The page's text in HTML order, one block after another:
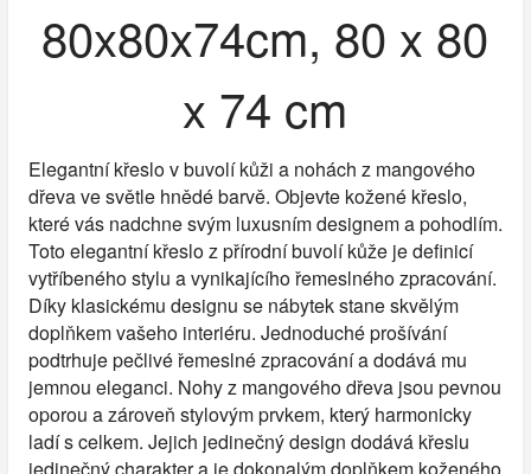
80x80x74cm, 80 x 80
x 74 cm
Elegantní křeslo v buvolí kůži a nohách z mangového
dřeva ve světle hnědé barvě. Objevte kožené křeslo,
které vás nadchne svým luxusním designem a pohodlím.
Toto elegantní křeslo z přírodní buvolí kůže je definicí
vytříbeného stylu a vynikajícího řemeslného zpracování.
Díky klasickému designu se nábytek stane skvělým
doplňkem vašeho interiéru. Jednoduché prošívání
podtrhuje pečlivé řemeslné zpracování a dodává mu
jemnou eleganci. Nohy z mangového dřeva jsou pevnou
oporou a zároveň stylovým prvkem, který harmonicky
ladí s celkem. Jejich jedinečný design dodává křeslu